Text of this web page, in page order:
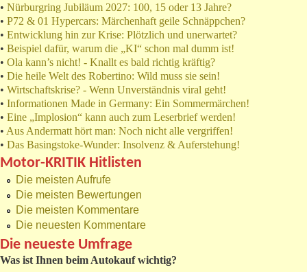
• Nürburgring Jubiläum 2027: 100, 15 oder 13 Jahre?
• P72 & 01 Hypercars: Märchenhaft geile Schnäppchen?
• Entwicklung hin zur Krise: Plötzlich und unerwartet?
• Beispiel dafür, warum die „KI“ schon mal dumm ist!
• Ola kann’s nicht! - Knallt es bald richtig kräftig?
• Die heile Welt des Robertino: Wild muss sie sein!
• Wirtschaftskrise? - Wenn Unverständnis viral geht!
• Informationen Made in Germany: Ein Sommermärchen!
• Eine „Implosion“ kann auch zum Leserbrief werden!
• Aus Andermatt hört man: Noch nicht alle vergriffen!
• Das Basingstoke-Wunder: Insolvenz & Auferstehung!
Motor-KRITIK Hitlisten
Die meisten Aufrufe
Die meisten Bewertungen
Die meisten Kommentare
Die neuesten Kommentare
Die neueste Umfrage
Was ist Ihnen beim Autokauf wichtig?